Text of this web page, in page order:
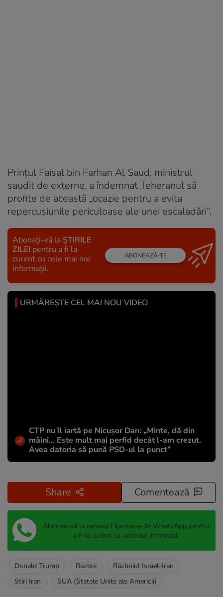
Prințul Faisal bin Farhan Al Saud, ministrul
saudit de externe, a îndemnat Teheranul să
profite de această „ocazie pentru a evita
repercusiunile periculoase ale unei escaladări”.
Abonați-vă la ȘTIRILE
ZILEI pentru a fi la
curent cu cele mai noi
informații.
ABONEAZĂ-TE
URMĂREȘTE CEL MAI NOU VIDEO
CTP nu îl iartă pe Nicușor Dan: „Minte, dă din
mâini... Este mult mai perfid decât l-am crezut.
Avea datoria să pună PSD-ul la punct”
Share Comentează
Abonați-vă la canalul Libertatea de WhatsApp pentru
a fi la curent cu ultimele informații
Donald Trump Razboi
Războiul Israel-Iran
Stiri Iran
SUA (Statele Unite ale Americii)